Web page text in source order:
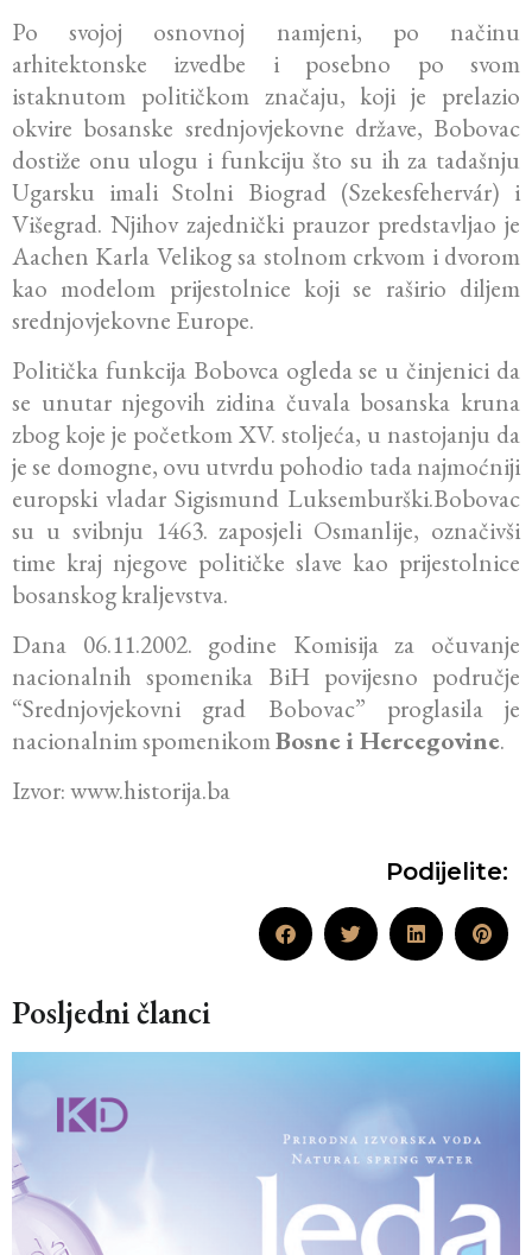
Po svojoj osnovnoj namjeni, po načinu
arhitektonske izvedbe i posebno po svom
istaknutom političkom značaju, koji je prelazio
okvire bosanske srednjovjekovne države, Bobovac
dostiže onu ulogu i funkciju što su ih za tadašnju
Ugarsku imali Stolni Biograd (Szekesfehervár) i
Višegrad. Njihov zajednički prauzor predstavljao je
Aachen Karla Velikog sa stolnom crkvom i dvorom
kao modelom prijestolnice koji se raširio diljem
srednjovjekovne Europe.
Politička funkcija Bobovca ogleda se u činjenici da
se unutar njegovih zidina čuvala bosanska kruna
zbog koje je početkom XV. stoljeća, u nastojanju da
je se domogne, ovu utvrdu pohodio tada najmoćniji
europski vladar Sigismund Luksemburški.Bobovac
su u svibnju 1463. zaposjeli Osmanlije, označivši
time kraj njegove političke slave kao prijestolnice
bosanskog kraljevstva.
Dana 06.11.2002. godine Komisija za očuvanje
nacionalnih spomenika BiH povijesno područje
“Srednjovjekovni grad Bobovac” proglasila je
nacionalnim spomenikomBosne i Hercegovine.
Izvor: www.historija.ba
Podijelite:
Posljedni članci